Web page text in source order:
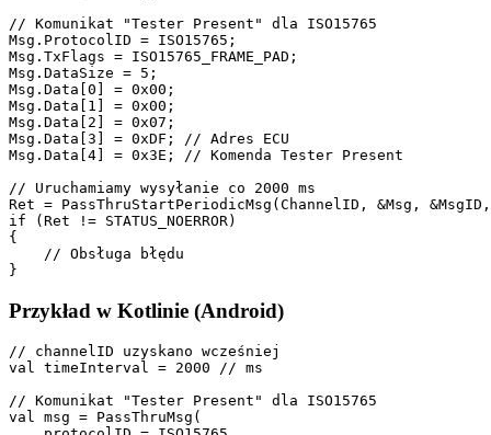
// Komunikat "Tester Present" dla ISO15765
Msg.ProtocolID = ISO15765;
Msg.TxFlags = ISO15765_FRAME_PAD;
Msg.DataSize = 5;
Msg.Data[0] = 0x00;
Msg.Data[1] = 0x00;
Msg.Data[2] = 0x07;
Msg.Data[3] = 0xDF; // Adres ECU
Msg.Data[4] = 0x3E; // Komenda Tester Present
// Uruchamiamy wysyłanie co 2000 ms
Ret = PassThruStartPeriodicMsg(ChannelID, &Msg,
if (Ret != STATUS_NOERROR)
{
    // Obsługa błędu
}
Przykład w Kotlinie (Android)
// channelID uzyskano wcześniej
val timeInterval = 2000 // ms
// Komunikat "Tester Present" dla ISO15765
val msg = PassThruMsg(